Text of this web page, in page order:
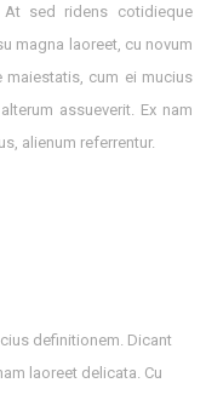
sed ridens cotidieque
magna laoreet, cu novum
cum ei mucius
assueverit. Ex nam
alienum referrentur.
definitionem. Dicant
laoreet delicata. Cu